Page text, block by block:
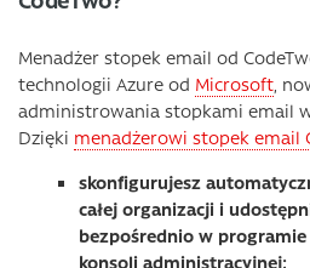
Menadżer stopek email od
technologii Azure od Microsoft,
administrowania stopkami email
Dzięki menadżerowi stopek email
skonfigurujesz
całej organizacji i
bezpośrednio w
konsoli administracyjnej;